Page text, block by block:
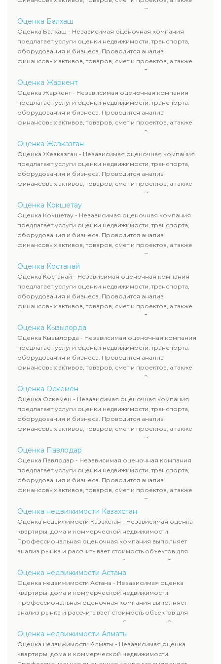
оценка животных и недропользования. Эксперты
определяют рыночную стоимость имущества и
рассчитывают ущерб. Все отчеты соответствуют
требованиям законодательства и используются для
сделок, кредитования и судебных процессов.
Оценка Балхаш
Оценка Балхаш - Независимая оценочная компания
предлагает услуги оценки недвижимости, транспорта,
оборудования и бизнеса. Проводится анализ
финансовых активов, товаров, смет и проектов, а также
оценка животных и недропользования. Эксперты
определяют рыночную стоимость имущества и
рассчитывают ущерб. Все отчеты соответствуют
требованиям законодательства и используются для
сделок, кредитования и судебных процессов.
Оценка Жаркент
Оценка Жаркент - Независимая оценочная компания
предлагает услуги оценки недвижимости, транспорта,
оборудования и бизнеса. Проводится анализ
финансовых активов, товаров, смет и проектов, а также
оценка животных и недропользования. Эксперты
определяют рыночную стоимость имущества и
рассчитывают ущерб. Все отчеты соответствуют
требованиям законодательства и используются для
сделок, кредитования и судебных процессов.
Оценка Жезказган
Оценка Жезказган - Независимая оценочная компания
предлагает услуги оценки недвижимости, транспорта,
оборудования и бизнеса. Проводится анализ
финансовых активов, товаров, смет и проектов, а также
оценка животных и недропользования. Эксперты
определяют рыночную стоимость имущества и
рассчитывают ущерб. Все отчеты соответствуют
требованиям законодательства и используются для
сделок, кредитования и судебных процессов.
Оценка Кокшетау
Оценка Кокшетау - Независимая оценочная компания
предлагает услуги оценки недвижимости, транспорта,
оборудования и бизнеса. Проводится анализ
финансовых активов, товаров, смет и проектов, а также
оценка животных и недропользования. Эксперты
определяют рыночную стоимость имущества и
рассчитывают ущерб. Все отчеты соответствуют
требованиям законодательства и используются для
сделок, кредитования и судебных процессов.
Оценка Костанай
Оценка Костанай - Независимая оценочная компания
предлагает услуги оценки недвижимости, транспорта,
оборудования и бизнеса. Проводится анализ
финансовых активов, товаров, смет и проектов, а также
оценка животных и недропользования. Эксперты
определяют рыночную стоимость имущества и
рассчитывают ущерб. Все отчеты соответствуют
требованиям законодательства и используются для
сделок, кредитования и судебных процессов.
Оценка Кызылорда
Оценка Кызылорда - Независимая оценочная компания
предлагает услуги оценки недвижимости, транспорта,
оборудования и бизнеса. Проводится анализ
финансовых активов, товаров, смет и проектов, а также
оценка животных и недропользования. Эксперты
определяют рыночную стоимость имущества и
рассчитывают ущерб. Все отчеты соответствуют
требованиям законодательства и используются для
сделок, кредитования и судебных процессов.
Оценка Оскемен
Оценка Оскемен - Независимая оценочная компания
предлагает услуги оценки недвижимости, транспорта,
оборудования и бизнеса. Проводится анализ
финансовых активов, товаров, смет и проектов, а также
оценка животных и недропользования. Эксперты
определяют рыночную стоимость имущества и
рассчитывают ущерб. Все отчеты соответствуют
требованиям законодательства и используются для
сделок, кредитования и судебных процессов.
Оценка Павлодар
Оценка Павлодар - Независимая оценочная компания
предлагает услуги оценки недвижимости, транспорта,
оборудования и бизнеса. Проводится анализ
финансовых активов, товаров, смет и проектов, а также
оценка животных и недропользования. Эксперты
определяют рыночную стоимость имущества и
рассчитывают ущерб. Все отчеты соответствуют
требованиям законодательства и используются для
сделок, кредитования и судебных процессов.
Оценка недвижимости Казахстан
Оценка недвижимости Казахстан - Независимая оценка
квартиры, дома и коммерческой недвижимости.
Профессиональная оценочная компания выполняет
анализ рынка и рассчитывает стоимость объектов для
продажи, ипотеки, аренды и судебных споров. Оценка
недвижимости включает современные методы и
гарантирует объективные результаты. Отчеты
используются для банков, судов и страховых компаний по
всему Казахстану.
Оценка недвижимости Астана
Оценка недвижимости Астана - Независимая оценка
квартиры, дома и коммерческой недвижимости.
Профессиональная оценочная компания выполняет
анализ рынка и рассчитывает стоимость объектов для
продажи, ипотеки, аренды и судебных споров. Оценка
недвижимости включает современные методы и
гарантирует объективные результаты. Отчеты
используются для банков, судов и страховых компаний по
всему Казахстану.
Оценка недвижимости Алматы
Оценка недвижимости Алматы - Независимая оценка
квартиры, дома и коммерческой недвижимости.